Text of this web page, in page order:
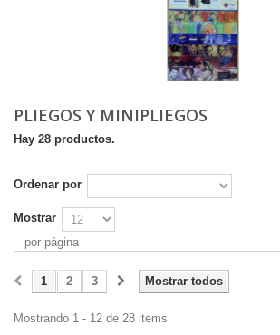
PLIEGOS Y MINIPLIEGOS
Hay 28 productos.
Ordenar por
Mostrar
por página
Mostrar todos
1 2 3
Mostrando 1 - 12 de 28 items